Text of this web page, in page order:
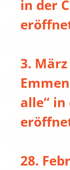
in der
3.
alle“
28.